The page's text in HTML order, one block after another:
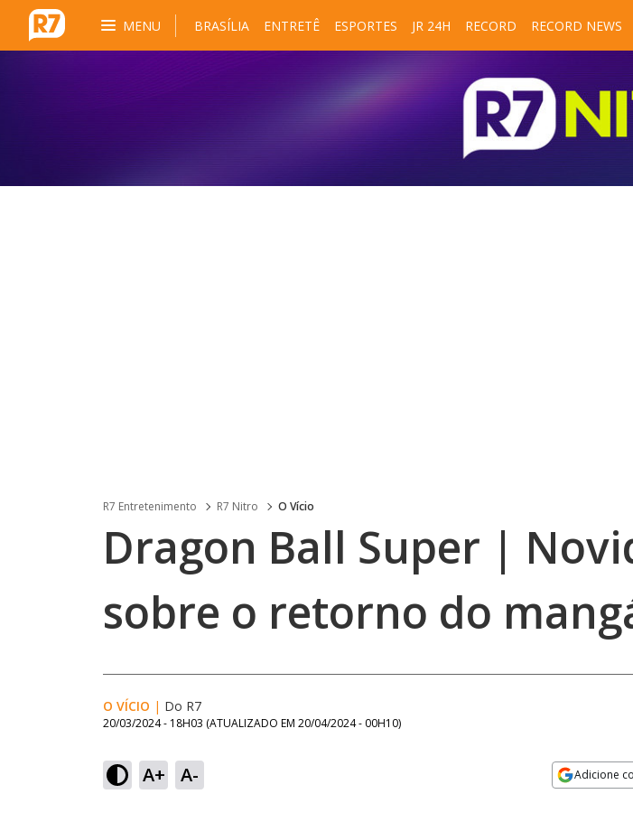
MENU BRASÍLIA ENTRETÊ ESPORTES JR 24H RECORD RECORD NEWS
R7 Entretenimento R7 Nitro O Vício
Dragon Ball Super |
sobre o retorno do
O VÍCIO | Do R7
20/03/2024 - 18H03 (ATUALIZADO EM 20/04/2024 - 00H10)
A+ A- Adicione